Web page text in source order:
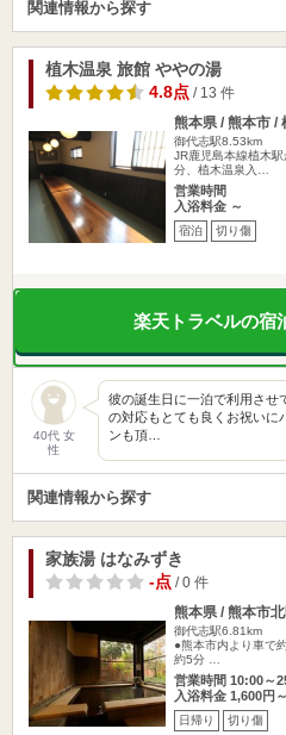
関連情報から探す
植木温泉 旅館 ややの湯
4.8点/ 13 件
熊本県 / 熊本市 /
御代志駅8.53km
JR鹿児島本線植木
分、植木温泉入…
営業時間
入浴料金 ～
宿泊 切り傷
楽天トラベルの宿
40代 女
性
彼の誕生日に一泊で利用させ
の対応もとても良くお祝いに
ンも頂…
関連情報から探す
家族湯 はなみずき
-点/ 0 件
熊本県 / 熊本市
御代志駅6.81km
●熊本市内より車で
約5分 …
営業時間 10:00～
入浴料金 1,600円～
日帰り 切り傷